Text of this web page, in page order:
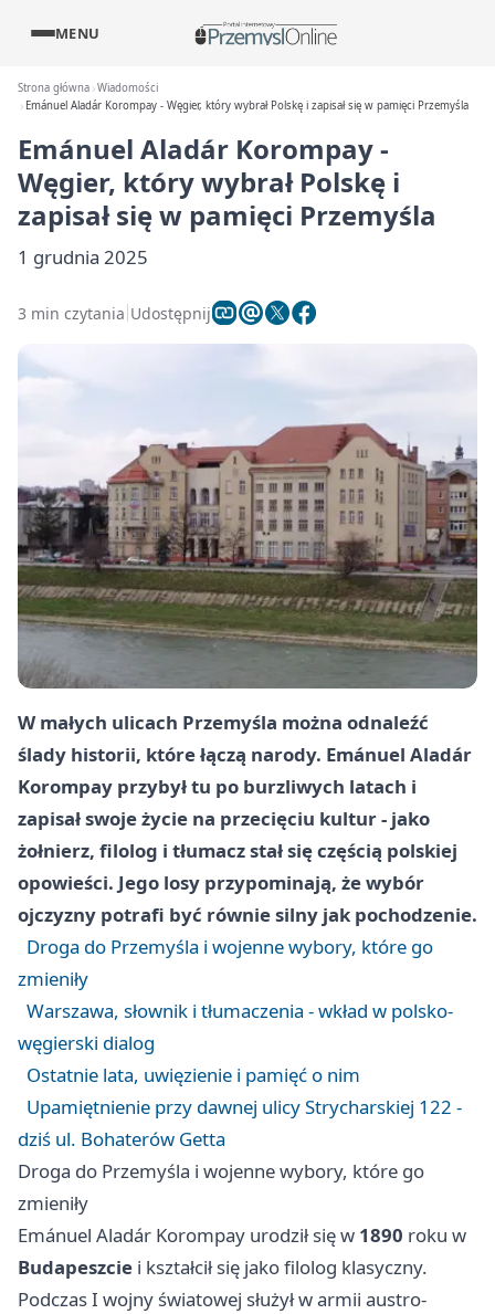
MENU
Strona główna Wiadomości
Emánuel Aladár Korompay - Węgier, który wybrał Polskę i zapisał się w pamięci Przemyśla
Emánuel Aladár Korompay -
Węgier, który wybrał Polskę i
zapisał się w pamięci Przemyśla
1 grudnia 2025
3 min czytania Udostępnij
W małych ulicach Przemyśla można odnaleźć
ślady historii, które łączą narody. Emánuel Aladár
Korompay przybył tu po burzliwych latach i
zapisał swoje życie na przecięciu kultur - jako
żołnierz, filolog i tłumacz stał się częścią polskiej
opowieści. Jego losy przypominają, że wybór
ojczyzny potrafi być równie silny jak pochodzenie.
Droga do Przemyśla i wojenne wybory, które go
zmieniły
Warszawa, słownik i tłumaczenia - wkład w polsko-
węgierski dialog
Ostatnie lata, uwięzienie i pamięć o nim
Upamiętnienie przy dawnej ulicy Strycharskiej 122 -
dziś ul. Bohaterów Getta
Droga do Przemyśla i wojenne wybory, które go
zmieniły
Emánuel Aladár Korompay urodził się w 1890 roku w
Budapeszcie i kształcił się jako filolog klasyczny.
Podczas I wojny światowej służył w armii austro-